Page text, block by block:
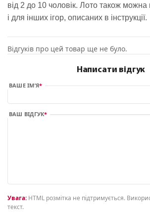
від 2 до 10 чоловік. Лото також можна
і для інших ігор, описаних в інструкції.
Відгуків про цей товар ще не було.
Написати відгук
ВАШЕ ІМ’Я
ВАШ ВІДГУК
Увага: HTML розмітка не підтримується.
текст.